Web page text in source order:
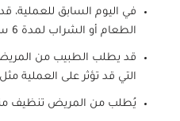
في اليوم السابق للعملية،
الطعام أو الشراب لمدة 6 ساعات قبل العملية.
قد يطلب الطبيب من
التي قد تؤثر على العملية
يُطلب من المريض تنظيف